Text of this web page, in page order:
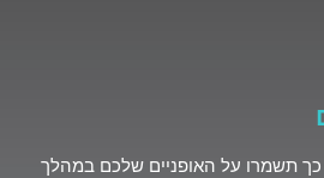
כך תשמרו על האופניים שלכם במהלך